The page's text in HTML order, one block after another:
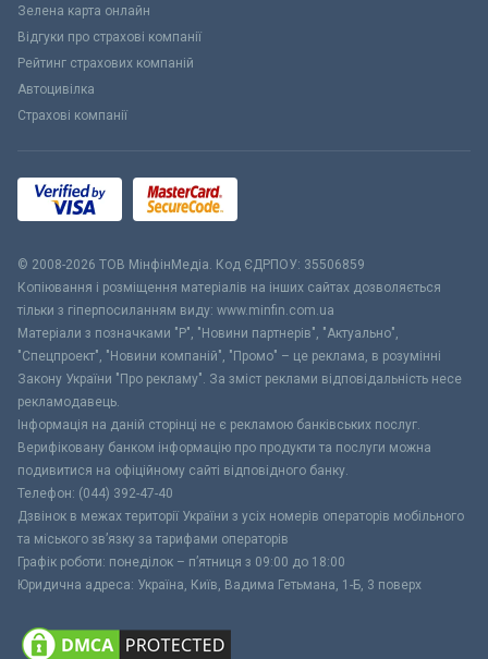
Зелена карта онлайн
Відгуки про страхові компанії
Рейтинг страхових компаній
Автоцивілка
Страхові компанії
© 2008-2026 ТОВ МiнфiнМедiа. Код ЄДРПОУ: 35506859
Копіювання і розміщення матеріалів на інших сайтах дозволяється
тільки з гіперпосиланням виду: www.minfin.com.ua
Матеріали з позначками "Р", "Новини партнерів", "Актуально",
"Спецпроект", "Новини компаній", "Промо" – це реклама, в розумінні
Закону України "Про рекламу". За зміст реклами відповідальність несе
рекламодавець.
Інформація на даній сторінці не є рекламою банківських послуг.
Верифіковану банком інформацію про продукти та послуги можна
подивитися на офіційному сайті відповідного банку.
Телефон: (044) 392-47-40
Дзвінок в межах території України з усіх номерів операторів мобільного
та міського зв’язку за тарифами операторів
Графік роботи: понеділок – п’ятниця з 09:00 до 18:00
Юридична адреса: Україна, Київ, Вадима Гетьмана, 1-Б, 3 поверх